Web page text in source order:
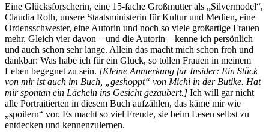
Eine Glücksforscherin, eine 15-fache Großmutter als „Silvermodel“,
Claudia Roth, unsere Staatsministerin für Kultur und Medien, eine
Ordensschwester, eine Autorin und noch so viele großartige Frauen
mehr. Gleich vier davon – und die Autorin – kenne ich persönlich
und auch schon sehr lange. Allein das macht mich schon froh und
dankbar: Was habe ich für ein Glück, so tollen Frauen in meinem
Leben begegnet zu sein. [Kleine Anmerkung für Insider: Ein Stück
von mir ist auch im Buch, „geshoppt“ von Michi in der Butike. Hat
mir spontan ein Lächeln ins Gesicht gezaubert.] Ich will gar nicht
alle Portraitierten in diesem Buch aufzählen, das käme mir wie
„spoilern“ vor. Es macht so viel Freude, sie beim Lesen selbst zu
entdecken und kennenzulernen.